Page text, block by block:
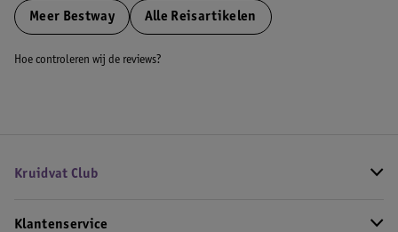
Meer Bestway Alle Reisartikelen
Hoe controleren wij de reviews?
Kruidvat Club
Klantenservice